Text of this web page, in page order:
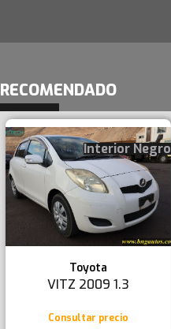
RECOMENDADO
Toyota
VITZ 2009 1.3
Consultar precio
Interior Negro